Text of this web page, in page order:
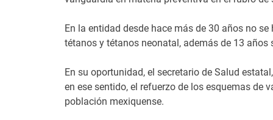
En la entidad desde hace más de 30 años no
tétanos y tétanos neonatal, además de 13 años
En su oportunidad, el secretario de Salud
en ese sentido, el refuerzo de los esquemas de
población mexiquense.